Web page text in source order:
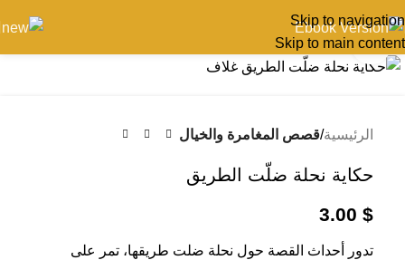
Skip to navigation
Skip to main content
اضغط للتكبير
الرئيسية قصص المغامرة والخيال
حكاية نحلة ضلّت الطريق
3.00 $
تدور أحداث القصة حول نحلة ضلت طريقها، تمر على